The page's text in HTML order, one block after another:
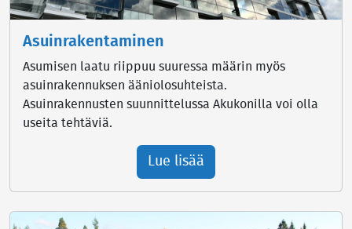
Asuinrakentaminen
Asumisen laatu riippuu suuressa määrin myös
asuinrakennuksen ääniolosuhteista.
Asuinrakennusten suunnittelussa Akukonilla voi olla
useita tehtäviä.
Lue lisää